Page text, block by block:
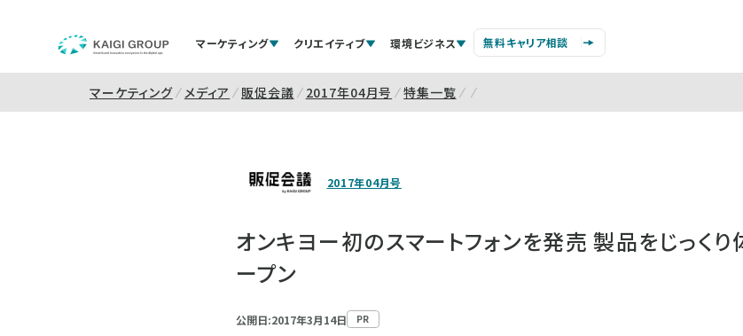
マーケティング クリエイティブ 環境ビジネス 無料キャリア相談
マーケティング メディア 販促会議 2017年04月号 特集一覧
2017年04月号
オンキヨー初のスマートフォンを発売 製品をじっく
ープン
公開日:2017年3月14日 PR